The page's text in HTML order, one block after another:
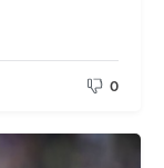
0